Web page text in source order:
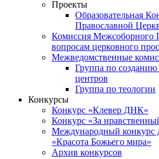
Проекты
Образовательная
Православной
Комиссия Межсоборного
вопросам церковного
Межведомственные
Группа по созданию
центров
Группа по теологии
Конкурсы
Конкурс «Клевер ДНК»
Конкурс «За
Международный конкурс
«Красота Божьего мира»
Архив конкурсов